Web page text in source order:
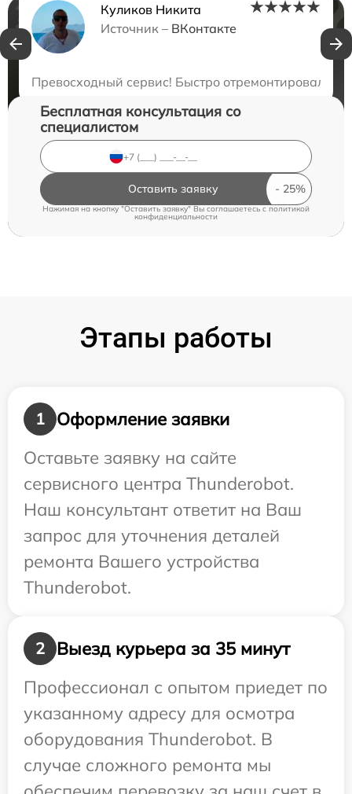
Куликов Никита
Источник – ВКонтакте
Превосходный сервис! Быстро отремонтировали
Нужна консультация?
Бесплатная консультация со
специалистом
Оставить заявку
Нажимая на кнопку "Оставить заявку" Вы соглашаетесь cполитикой
конфиденциальности
Этапы работы
1
Оформление заявки
Оставьте заявку на сайте
сервисного центра Thunderobot.
Наш консультант ответит на Ваш
запрос для уточнения деталей
ремонта Вашего устройства
Thunderobot.
2
Выезд курьера за 35 минут
Профессионал с опытом приедет по
указанному адресу для осмотра
оборудования Thunderobot. В
случае сложного ремонта мы